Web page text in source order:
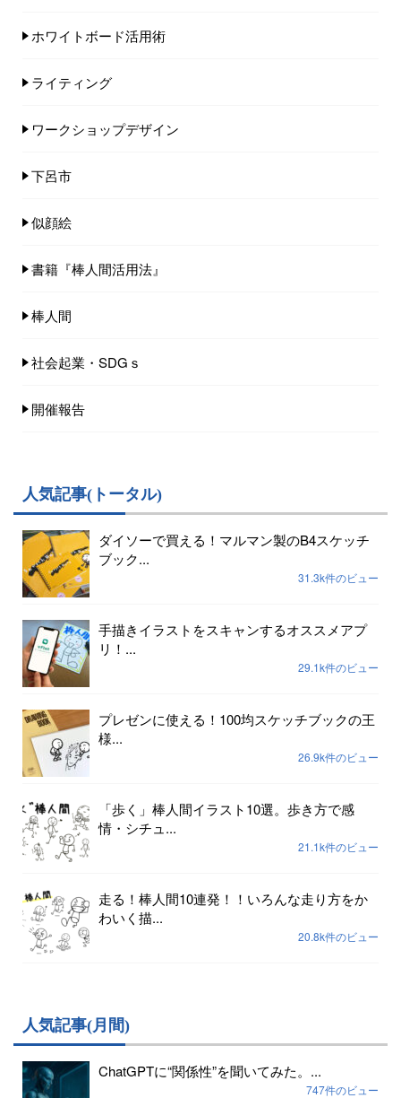
ホワイトボード活用術
ライティング
ワークショップデザイン
下呂市
似顔絵
書籍『棒人間活用法』
棒人間
社会起業・SDGｓ
開催報告
人気記事(トータル)
ダイソーで買える！マルマン製のB4スケッチ
ブック...
31.3k件のビュー
手描きイラストをスキャンするオススメアプ
リ！...
29.1k件のビュー
プレゼンに使える！100均スケッチブックの王
様...
26.9k件のビュー
「歩く」棒人間イラスト10選。歩き方で感
情・シチュ...
21.1k件のビュー
走る！棒人間10連発！！いろんな走り方をか
わいく描...
20.8k件のビュー
人気記事(月間)
ChatGPTに“関係性”を聞いてみた。...
747件のビュー